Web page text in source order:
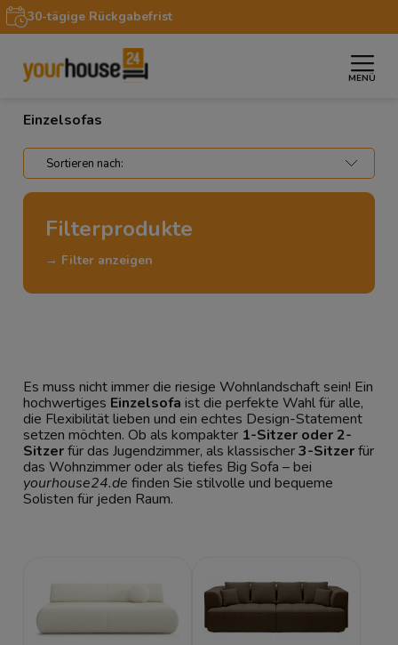
30-tägige Rückgabefrist
MENÜ
Startseite » Möbel Einzelsofas
Einzelsofas
Filterprodukte
→ Filter anzeigen
Es muss nicht immer die riesige Wohnlandschaft sein! Ein
hochwertiges Einzelsofa ist die perfekte Wahl für alle,
die Flexibilität lieben und ein echtes Design-Statement
setzen möchten. Ob als kompakter 1-Sitzer oder 2-
Sitzerfür das Jugendzimmer, als klassischer3-Sitzerfür
das Wohnzimmer oder als tiefes Big Sofa – bei
yourhouse24.de finden Sie stilvolle und bequeme
Solisten für jeden Raum.